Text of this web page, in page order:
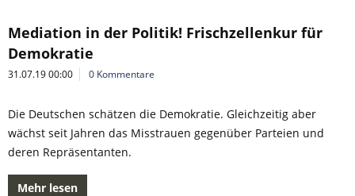
Mediation in der Politik! Frischzellenkur für
Demokratie
31.07.19 00:00 0 Kommentare
Die Deutschen schätzen die Demokratie. Gleichzeitig aber
wächst seit Jahren das Misstrauen gegenüber Parteien und
deren Repräsentanten.
Mehr lesen